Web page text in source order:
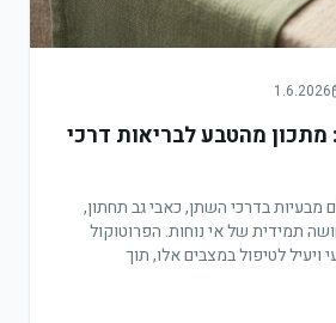
1.6.2026
מתכון מהטבע לבריאות דרכי
מבעיות בדרכי השתן, כאבי גב תחתון,
תמידית של אי נוחות. הפרוטוקול
ויעיל לטיפול במצבים אלו, תוך